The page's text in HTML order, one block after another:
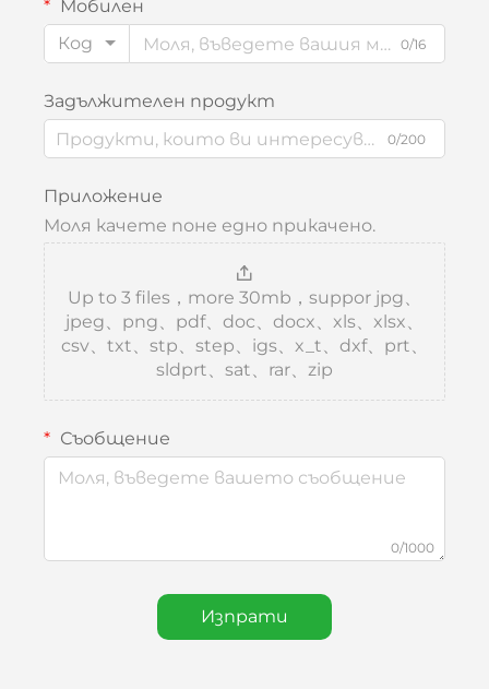
Мобилен
Код
0/16
Задължителен продукт
0/200
Приложение
Моля качете поне едно прикачено.
Up to 3 files，more 30mb，suppor jpg、
jpeg、png、pdf、doc、docx、xls、xlsx、
csv、txt、stp、step、igs、x_t、dxf、prt、
sldprt、sat、rar、zip
Съобщение
0/1000
Изпрати